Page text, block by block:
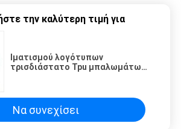
την καλύτερη τιμή για
Ιματισμού λογότυπων
τρισδιάστατο Tpu μπαλωμάτων
αποτυπωμένο σε ανάγλυφο
Να συνεχίσει